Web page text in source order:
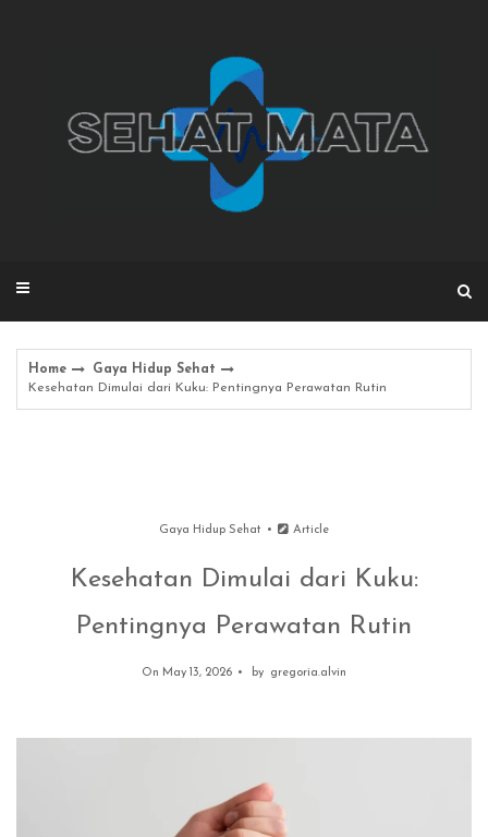
Home
Gaya Hidup Sehat
Kesehatan Dimulai dari Kuku: Pentingnya Perawatan Rutin
Gaya Hidup Sehat Article
Kesehatan Dimulai dari Kuku:
Pentingnya Perawatan Rutin
On May 13, 2026 by gregoria.alvin